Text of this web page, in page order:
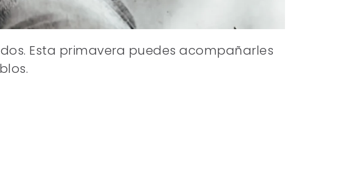
Esta primavera puedes acompañarles